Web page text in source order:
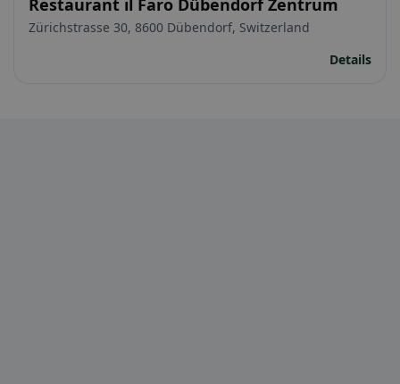
Restaurant il Faro Dübendorf Zentrum
Zürichstrasse 30, 8600 Dübendorf, Switzerland
Details